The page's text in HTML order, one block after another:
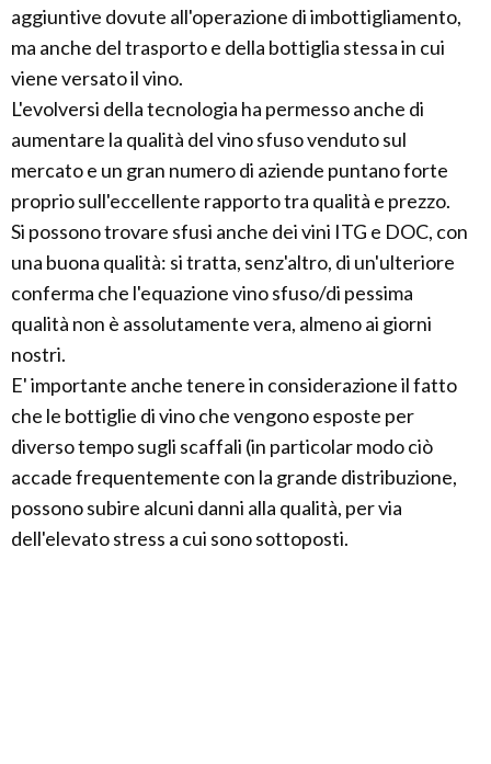
aggiuntive dovute all'operazione di imbottigliamento,
ma anche del trasporto e della bottiglia stessa in cui
viene versato il vino.
L'evolversi della tecnologia ha permesso anche di
aumentare la qualità del vino sfuso venduto sul
mercato e un gran numero di aziende puntano forte
proprio sull'eccellente rapporto tra qualità e prezzo.
Si possono trovare sfusi anche dei vini ITG e DOC, con
una buona qualità: si tratta, senz'altro, di un'ulteriore
conferma che l'equazione vino sfuso/di pessima
qualità non è assolutamente vera, almeno ai giorni
nostri.
E' importante anche tenere in considerazione il fatto
che le bottiglie di vino che vengono esposte per
diverso tempo sugli scaffali (in particolar modo ciò
accade frequentemente con la grande distribuzione,
possono subire alcuni danni alla qualità, per via
dell'elevato stress a cui sono sottoposti.